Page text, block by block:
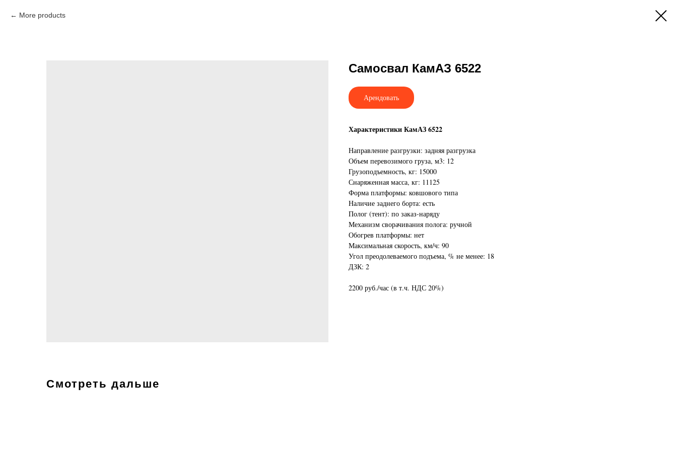
More products
Самосвал КамАЗ 6522
Арендовать
Характеристики КамАЗ 6522
Направление разгрузки: задняя разгрузка
Объем перевозимого груза, м3: 12
Грузоподъемность, кг: 15000
Снаряженная масса, кг: 11125
Форма платформы: ковшового типа
Наличие заднего борта: есть
Полог (тент): по заказ-наряду
Механизм сворачивания полога: ручной
Обогрев платформы: нет
Максимальная скорость, км/ч: 90
Угол преодолеваемого подъема, % не менее: 18
ДЗК: 2
2200 руб./час (в т.ч. НДС 20%)
Смотреть дальше